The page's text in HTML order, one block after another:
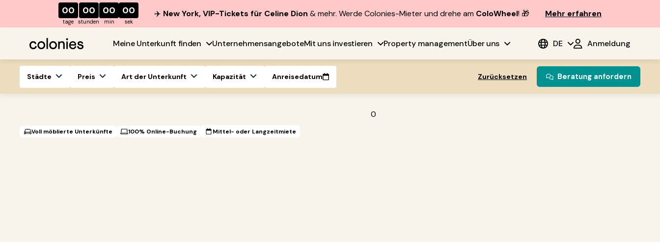
00
tage
00
stunden
00
min
00
sek
✈️ New York, VIP-Tickets für Celine Dion & mehr. Werde Colonies-Mieter und drehe am ColoWheel! 🎁 Mehr erfahren
Meine Unterkunft finden UnternehmensangeboteMit uns investieren Property managementÜber uns DE Anmeldung
Städte Preis Art der Unterkunft Kapazität Anreisedatum Zurücksetzen Beratung anfordern
0
Voll möblierte Unterkünfte 100% Online-Buchung Mittel- oder Langzeitmiete